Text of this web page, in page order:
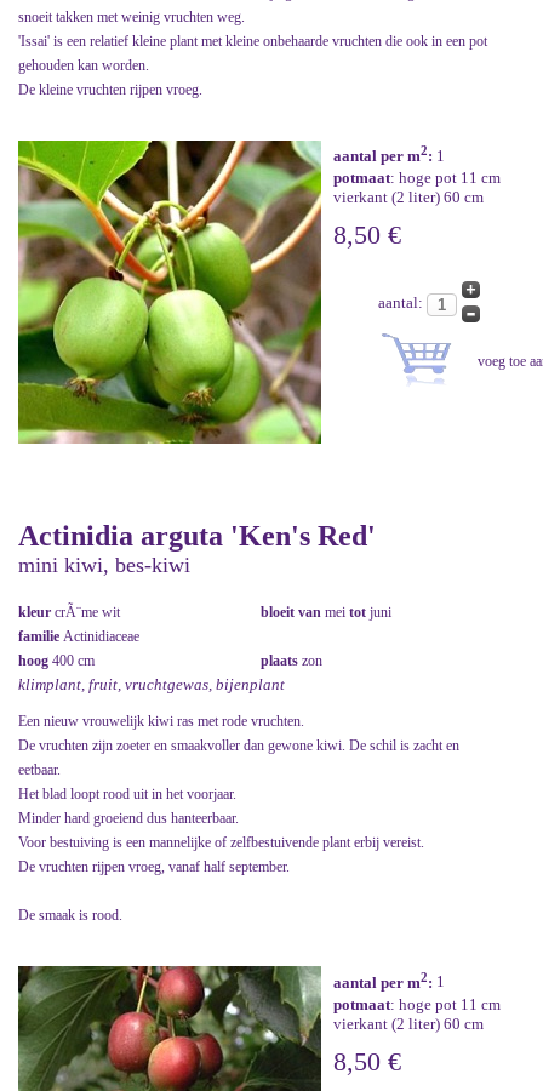
snoeit takken met weinig vruchten weg.
'Issai' is een relatief kleine plant met kleine onbehaarde vruchten die ook in een pot
gehouden kan worden.
De kleine vruchten rijpen vroeg.
aantal per m2: 1
potmaat: hoge pot 11 cm
vierkant (2 liter) 60 cm
8,50 €
aantal:
Actinidia arguta 'Ken's Red'
mini kiwi, bes-kiwi
kleur crÃ¨me wit bloeit van mei tot juni
familie Actinidiaceae
hoog 400 cm plaats zon
klimplant, fruit, vruchtgewas, bijenplant
Een nieuw vrouwelijk kiwi ras met rode vruchten.
De vruchten zijn zoeter en smaakvoller dan gewone kiwi. De schil is zacht en
eetbaar.
Het blad loopt rood uit in het voorjaar.
Minder hard groeiend dus hanteerbaar.
Voor bestuiving is een mannelijke of zelfbestuivende plant erbij vereist.
De vruchten rijpen vroeg, vanaf half september.
De smaak is rood.
aantal per m2: 1
potmaat: hoge pot 11 cm
vierkant (2 liter) 60 cm
8,50 €